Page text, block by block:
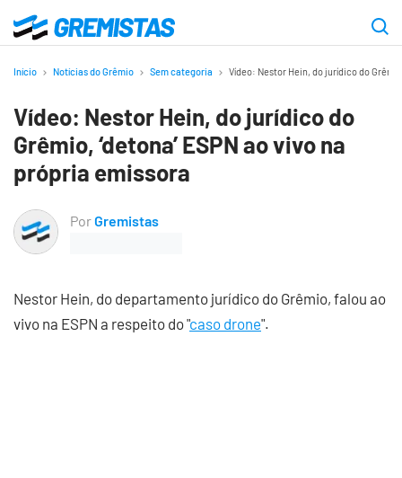
para
principal
Gremistas
Início Notícias do Grêmio Sem categoria Vídeo: Nestor Hein, do jurídico do
Vídeo: Nestor Hein, do jurídico do
Grêmio, ‘detona’ ESPN ao vivo na
própria emissora
PorGremistas
Nestor Hein, do departamento jurídico do Grêmio, falou ao
vivo na ESPN a respeito do "caso drone".